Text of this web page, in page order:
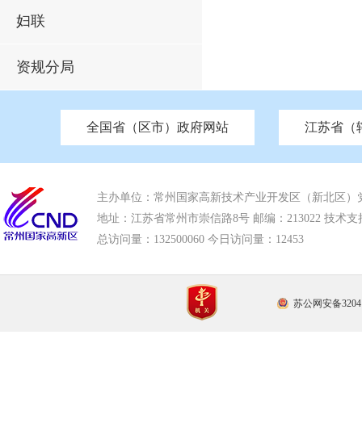
妇联
资规分局
全国省（区市）政府网站
北京 天津 重庆 河南 河北 山西
江苏省（
中国江苏 南京市政府 苏州市政府 无锡
市发改委 市工信局 市教育局 市科技局 市
市应急管理局 市审计局 市外事办 市生态
主办单位：常州国家高新技术产业开发区（新北区）
地址：江苏省常州市崇信路8号 邮编：213022 技术支
总访问量： 132500060 今日访问量： 12453
苏公网安备